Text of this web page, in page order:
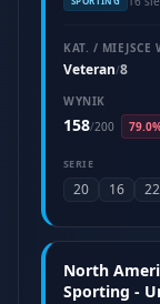
KAT. / MIEJSCE
Veteran/8
WYNIK
158/200
SERIE
20 16 22
North
Sporting -